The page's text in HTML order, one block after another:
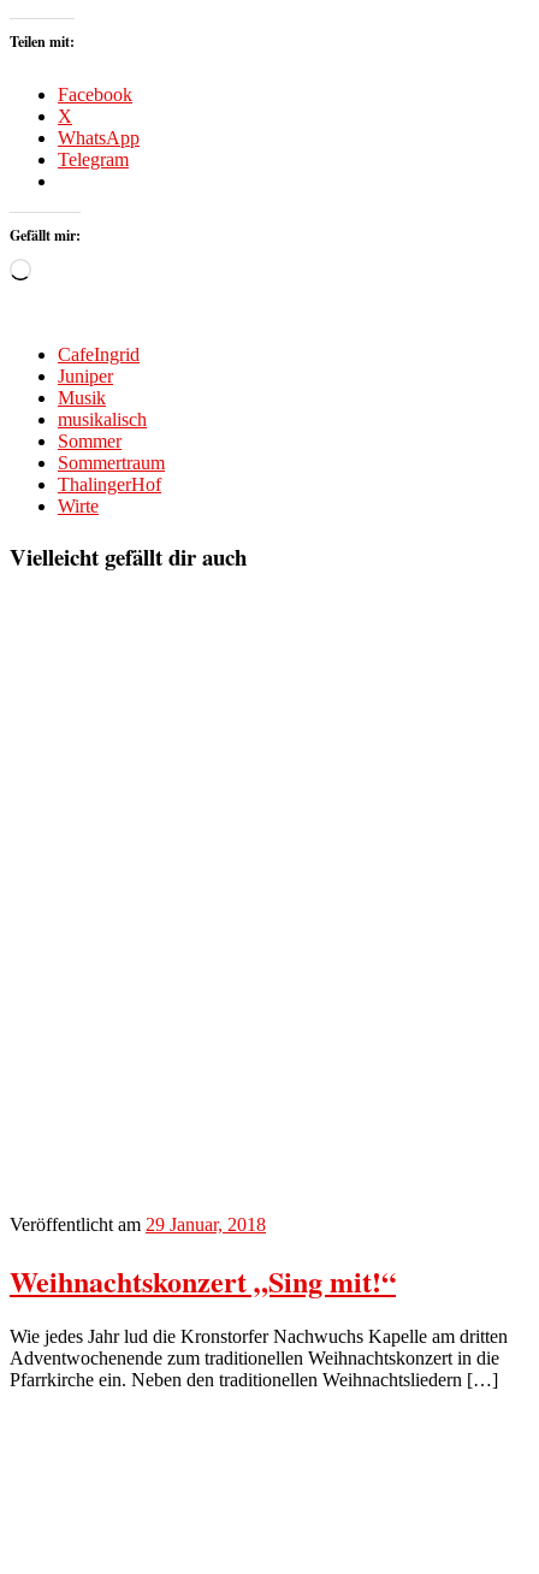
Teilen mit:
Facebook
X
WhatsApp
Telegram
Gefällt mir:
Wird
CafeIngrid
Juniper
Musik
musikalisch
Sommer
Sommertraum
ThalingerHof
Wirte
Vielleicht gefällt dir auch
Veröffentlicht am 29 Januar, 2018
Weihnachtskonzert „Sing mit!“
Wie jedes Jahr lud die Kronstorfer Nachwuchs Kapelle am dritten
Adventwochenende zum traditionellen Weihnachtskonzert in die
Pfarrkirche ein. Neben den traditionellen Weihnachtsliedern […]